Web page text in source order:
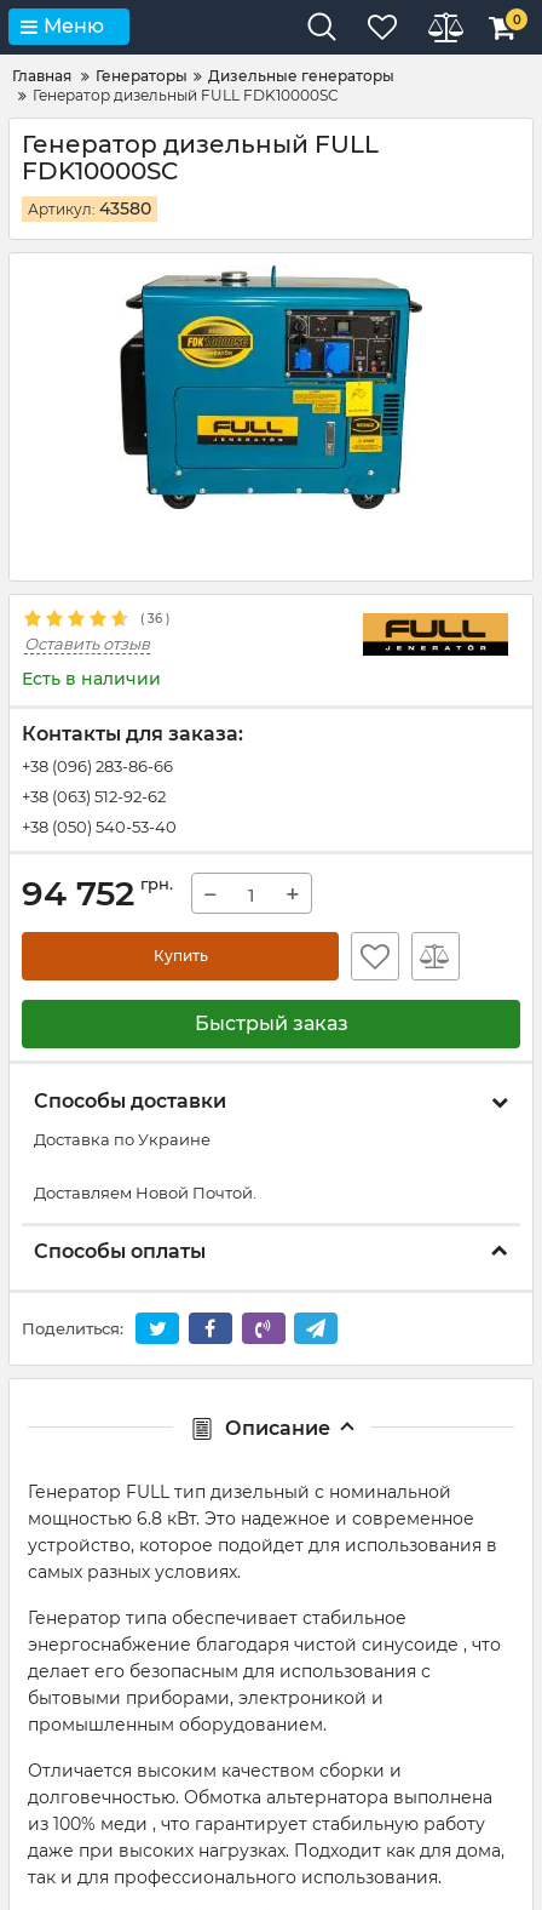
Меню 0
Главная Генераторы
Дизельные генераторы
Генератор дизельный FULL FDK10000SC
Генератор дизельный FULL
FDK10000SC
Артикул: 43580
( 36 )
Оставить отзыв
Есть в наличии
Контакты для заказа:
+38 (096) 283-86-66
+38 (063) 512-92-62
+38 (050) 540-53-40
94 752 грн. − +
Купить
Быстрый заказ
Способы доставки
Доставка по Украине
Доставляем Новой Почтой.
Способы оплаты
Поделиться:
Описание
Генератор FULL тип дизельный с номинальной
мощностью 6.8 кВт. Это надежное и современное
устройство, которое подойдет для использования в
самых разных условиях.
Генератор типа обеспечивает стабильное
энергоснабжение благодаря чистой синусоиде , что
делает его безопасным для использования с
бытовыми приборами, электроникой и
промышленным оборудованием.
Отличается высоким качеством сборки и
долговечностью. Обмотка альтернатора выполнена
из 100% меди , что гарантирует стабильную работу
даже при высоких нагрузках. Подходит как для дома,
так и для профессионального использования.